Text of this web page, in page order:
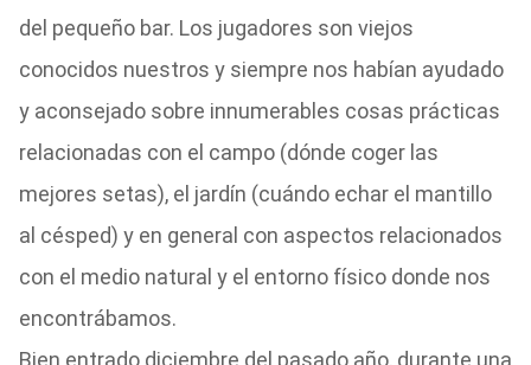
del pequeño bar. Los jugadores son viejos
conocidos nuestros y siempre nos habían ayudado
y aconsejado sobre innumerables cosas prácticas
relacionadas con el campo (dónde coger las
mejores setas), el jardín (cuándo echar el mantillo
al césped) y en general con aspectos relacionados
con el medio natural y el entorno físico donde nos
encontrábamos.
Bien entrado diciembre del pasado año, durante una